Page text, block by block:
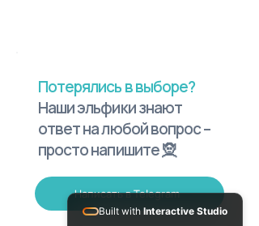
Потерялись в выборе?
Наши эльфики знают
ответ на любой вопрос –
просто напишите 🧝
Написать в Telegram
Built with Interactive Studio